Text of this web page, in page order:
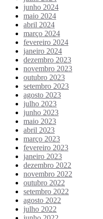
junho 2024
maio 2024
abril 2024
março 2024
fevereiro 2024
janeiro 2024
dezembro 2023
novembro 2023
outubro 2023
setembro 2023
agosto 2023
julho 2023
junho 2023
maio 2023
abril 2023
março 2023
fevereiro 2023
janeiro 2023
dezembro 2022
novembro 2022
outubro 2022
setembro 2022
agosto 2022
julho 2022